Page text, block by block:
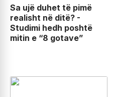
Sa ujë duhet të pimë
realisht në ditë? -
Studimi hedh poshtë
mitin e “8 gotave”